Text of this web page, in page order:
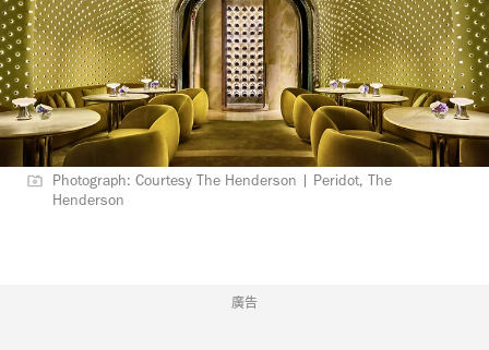
Photograph: Courtesy The Henderson | Peridot, The
Henderson
廣告